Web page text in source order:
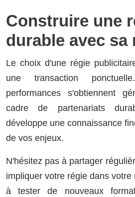
Construire une
durable avec sa
Le choix d'une régie
une transaction
performances s'obtiennent
cadre de partenariats
développe une connaissance
de vos enjeux.
N'hésitez pas à partager
impliquer votre régie dans
à tester de nouveaux